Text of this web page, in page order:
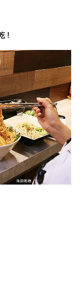
！